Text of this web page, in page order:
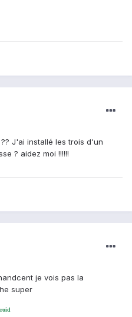
J'ai installé les trois d'un
? aidez moi !!!!!!
je vois pas la
super